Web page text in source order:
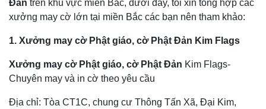
Đản trên khu vực miền Bắc, dưới đây, tôi xin tổng hợp các
xưởng may cờ lớn tại miền Bắc các bạn nên tham khảo:
1. Xưởng may cờ Phật giáo, cờ Phật Đản Kim Flags
Xưởng may cờ Phật giáo, cờ Phật Đản Kim Flags-
Chuyên may và in cờ theo yêu cầu
Địa chỉ: Tòa CT1C, chung cư Thông Tấn Xã, Đại Kim,